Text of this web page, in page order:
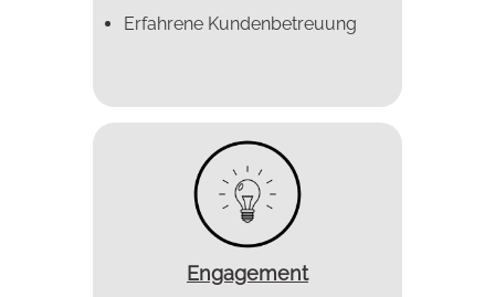
Erfahrene Kundenbetreuung
Engagement